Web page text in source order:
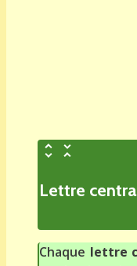
Lettre
Chaque lettre